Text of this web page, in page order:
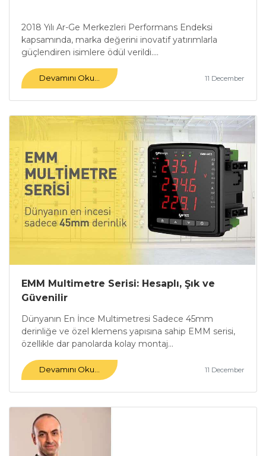
2018 Yılı Ar-Ge Merkezleri Performans Endeksi
kapsamında, marka değerini inovatif yatırımlarla
güçlendiren isimlere ödül verildi....
Devamını Oku... 11 December
EMM Multimetre Serisi: Hesaplı, Şık ve
Güvenilir
Dünyanın En İnce Multimetresi Sadece 45mm
derinliğe ve özel klemens yapısına sahip EMM serisi,
özellikle dar panolarda kolay montaj...
Devamını Oku... 11 December